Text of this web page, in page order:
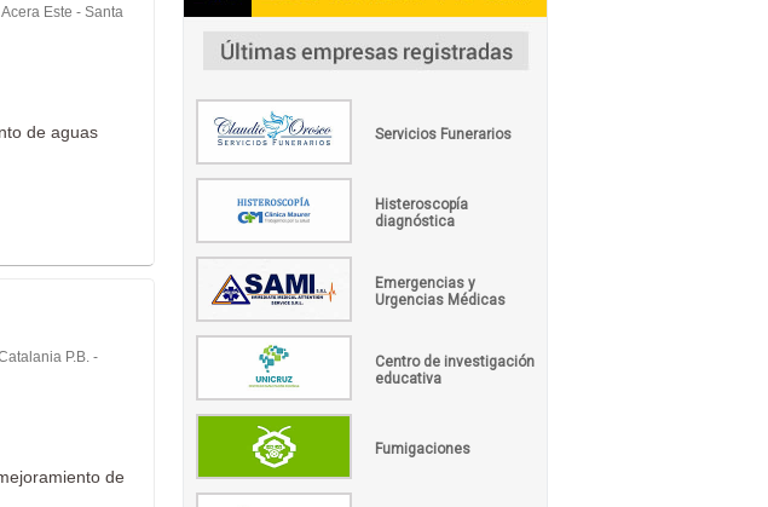
Este - Santa
de aguas
P.B. -
de
Servicios Funerarios
Histeroscopía
diagnóstica
Emergencias y
Urgencias Médicas
Centro de investigación
educativa
Fumigaciones